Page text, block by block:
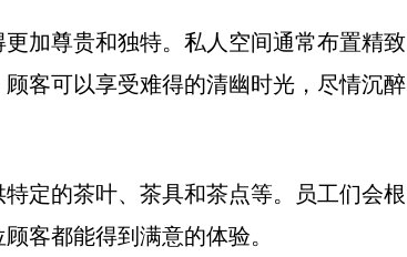
加尊贵和独特。私人空间通常布置精致
客可以享受难得的清幽时光，尽情沉醉
定的茶叶、茶具和茶点等。员工们会根
客都能得到满意的体验。